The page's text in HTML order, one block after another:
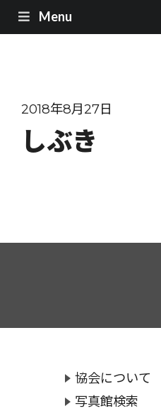
Menu
2018年8月27日
しぶき
協会について
写真館検索